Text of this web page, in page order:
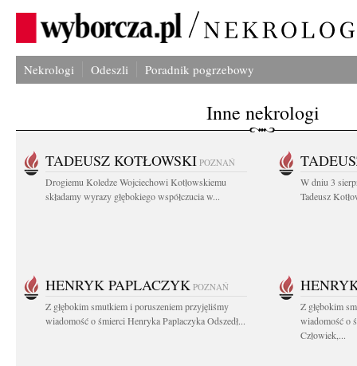
Nekrologi Odeszli Poradnik pogrzebowy
Inne nekrologi
TADEUSZ KOTŁOWSKI POZNAŃ
Drogiemu Koledze Wojciechowi Kotłowskiemu
składamy wyrazy głębokiego współczucia w...
W dniu 3
Tadeusz
HENRYK PAPLACZYK POZNAŃ
Z głębokim smutkiem i poruszeniem przyjęliśmy
wiadomość o śmierci Henryka Paplaczyka Odszedł...
Z głębokim
wiadomość o
Człowiek,...